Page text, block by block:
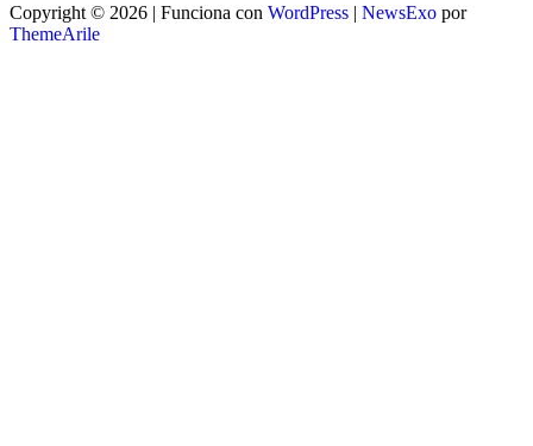
Copyright © 2026 | Funciona con WordPress | NewsExo por
ThemeArile